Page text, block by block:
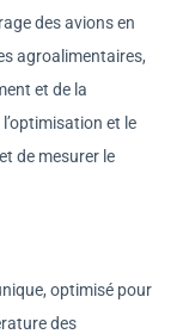
des avions en
agroalimentaires,
et de la
et le
de mesurer le
optimisé pour
des